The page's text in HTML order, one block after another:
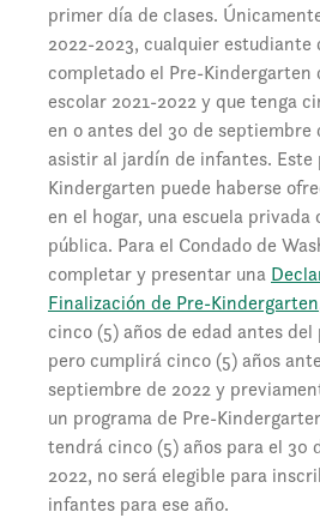
primer día de clases.
2022-2023, cualquier estudiante
completado el Pre-Kindergarten
escolar 2021-2022 y que tenga
en o antes del 30 de septiembre
asistir al jardín de infantes. Este
Kindergarten puede haberse
en el hogar, una escuela privada
pública. Para el Condado de
completar y presentar una
Finalización de Pre-Kindergarten
cinco (5) años de edad antes
pero cumplirá cinco (5) años
septiembre de 2022 y
un programa de Pre-
tendrá cinco (5) años para el 30
2022, no será elegible para
infantes para ese año.